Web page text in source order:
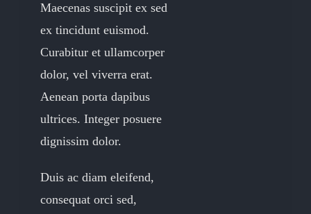
Maecenas suscipit ex sed
ex tincidunt euismod.
Curabitur et ullamcorper
dolor, vel viverra erat.
Aenean porta dapibus
ultrices. Integer posuere
dignissim dolor.
Duis ac diam eleifend,
consequat orci sed,